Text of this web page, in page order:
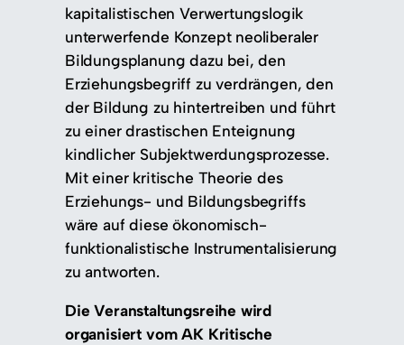
kapitalistischen Verwertungslogik
unterwerfende Konzept neoliberaler
Bildungsplanung dazu bei, den
Erziehungsbegriff zu verdrängen, den
der Bildung zu hintertreiben und führt
zu einer drastischen Enteignung
kindlicher Subjektwerdungsprozesse.
Mit einer kritische Theorie des
Erziehungs- und Bildungsbegriffs
wäre auf diese ökonomisch-
funktionalistische Instrumentalisierung
zu antworten.
Die Veranstaltungsreihe wird
organisiert vom AK Kritische